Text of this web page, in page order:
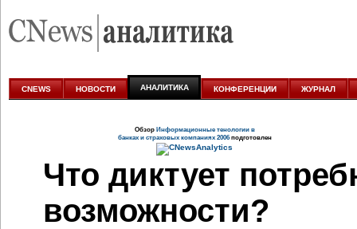
аналитике
CNEWS НОВОСТИ АНАЛИТИКА КОНФЕРЕНЦИИ ЖУРНАЛ
Обзор Информационные тенологии в
банках и страховых компаниях 2006подготовлен
Что диктует
возможности?